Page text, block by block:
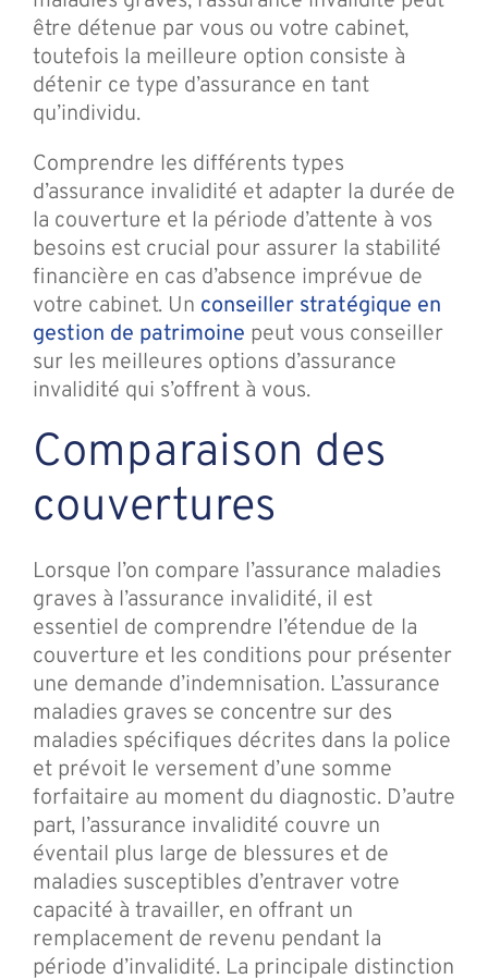
être détenue par vous ou votre cabinet,
toutefois la meilleure option consiste à
détenir ce type d’assurance en tant
qu’individu.
Comprendre les différents types
d’assurance invalidité et adapter la durée de
la couverture et la période d’attente à vos
besoins est crucial pour assurer la stabilité
financière en cas d’absence imprévue de
votre cabinet. Un conseiller stratégique en
gestion de patrimoine peut vous conseiller
sur les meilleures options d’assurance
invalidité qui s’offrent à vous.
Comparaison des
couvertures
Lorsque l’on compare l’assurance maladies
graves à l’assurance invalidité, il est
essentiel de comprendre l’étendue de la
couverture et les conditions pour présenter
une demande d’indemnisation. L’assurance
maladies graves se concentre sur des
maladies spécifiques décrites dans la police
et prévoit le versement d’une somme
forfaitaire au moment du diagnostic. D’autre
part, l’assurance invalidité couvre un
éventail plus large de blessures et de
maladies susceptibles d’entraver votre
capacité à travailler, en offrant un
remplacement de revenu pendant la
période d’invalidité. La principale distinction